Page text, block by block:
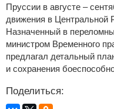
Пруссии в августе –
движения в Центральной
Назначенный в
министром Временного
предлагал детальный
и сохранения
Поделиться: